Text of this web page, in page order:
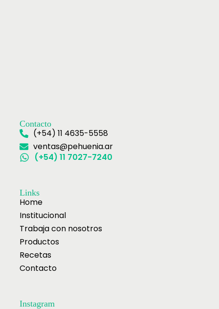
Contacto
(+54) 11 4635-5558
ventas@pehuenia.ar
(+54) 11 7027-7240
Links
Home
Institucional
Trabaja con nosotros
Productos
Recetas
Contacto
Instagram